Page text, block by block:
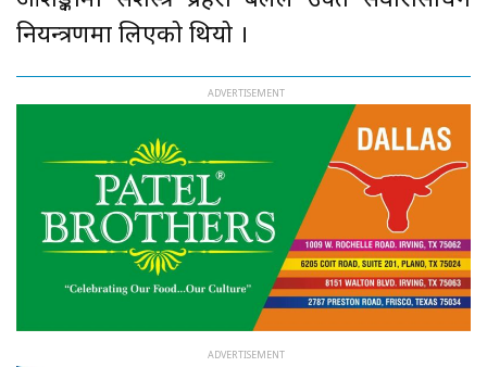
नियन्त्रणमा लिएको थियो ।